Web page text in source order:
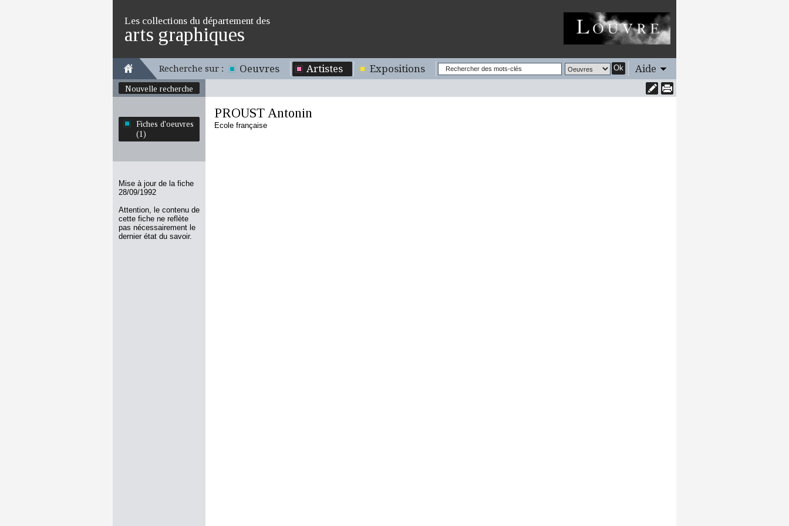
Les collections du département des
arts graphiques
Recherche sur : Oeuvres Artistes Expositions Ok Aide
Nouvelle recherche
Fiches d'oeuvres
(1)
Mise à jour de la fiche
28/09/1992
Attention, le contenu de
cette fiche ne reflète
pas nécessairement le
dernier état du savoir.
PROUST Antonin
Ecole française